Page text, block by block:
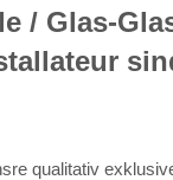
/ Glas-
qualitativ